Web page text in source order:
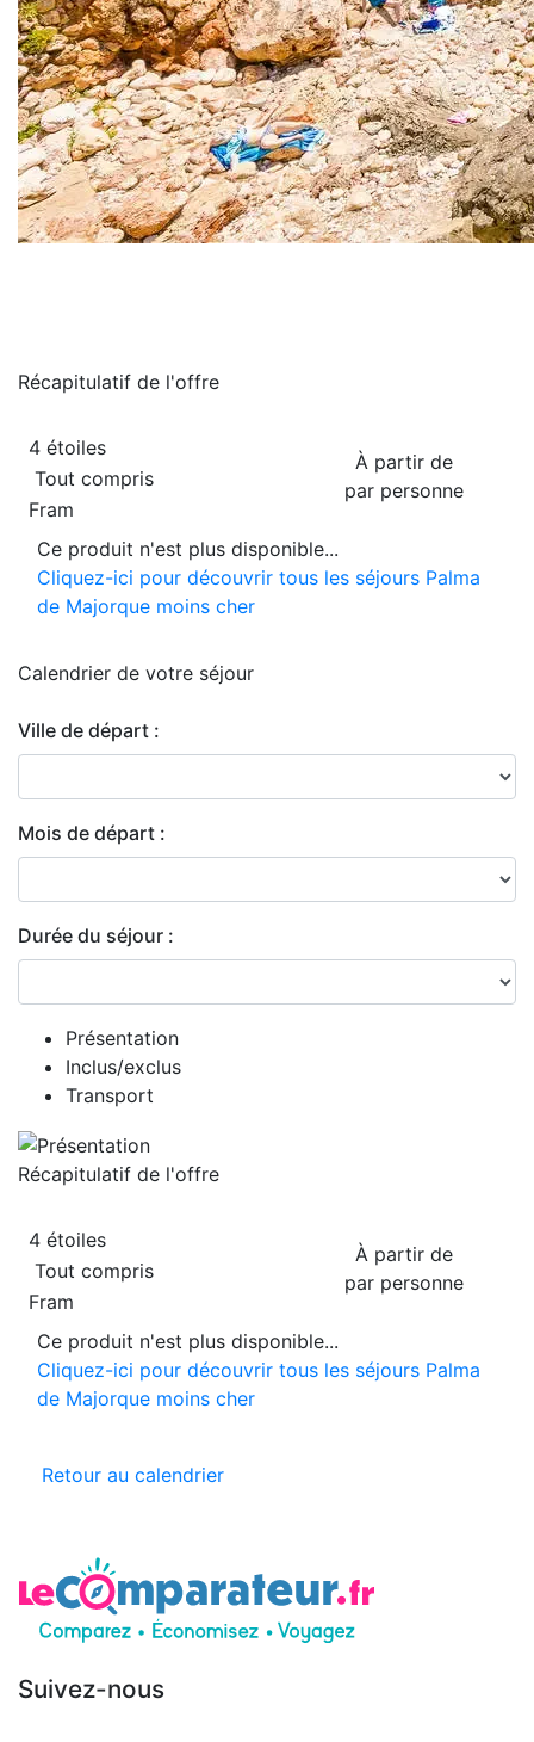
Récapitulatif de l'offre
À partir de
par personne
4 étoiles
Tout compris
Fram
Ce produit n'est plus disponible...
Cliquez-ici pour découvrir tous les séjours Palma
de Majorque moins cher
Calendrier de votre séjour
Ville de départ :
Mois de départ :
Durée du séjour :
Présentation
Inclus/exclus
Transport
Récapitulatif de l'offre
À partir de
par personne
4 étoiles
Tout compris
Fram
Ce produit n'est plus disponible...
Cliquez-ici pour découvrir tous les séjours Palma
de Majorque moins cher
Retour au calendrier
Suivez-nous